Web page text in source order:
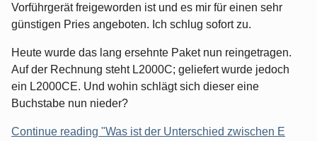
Vorführgerät freigeworden ist und es mir für einen sehr
günstigen Pries angeboten. Ich schlug sofort zu.
Heute wurde das lang ersehnte Paket nun reingetragen.
Auf der Rechnung steht L2000C; geliefert wurde jedoch
ein L2000CE. Und wohin schlägt sich dieser eine
Buchstabe nun nieder?
Continue reading "Was ist der Unterschied zwischen E